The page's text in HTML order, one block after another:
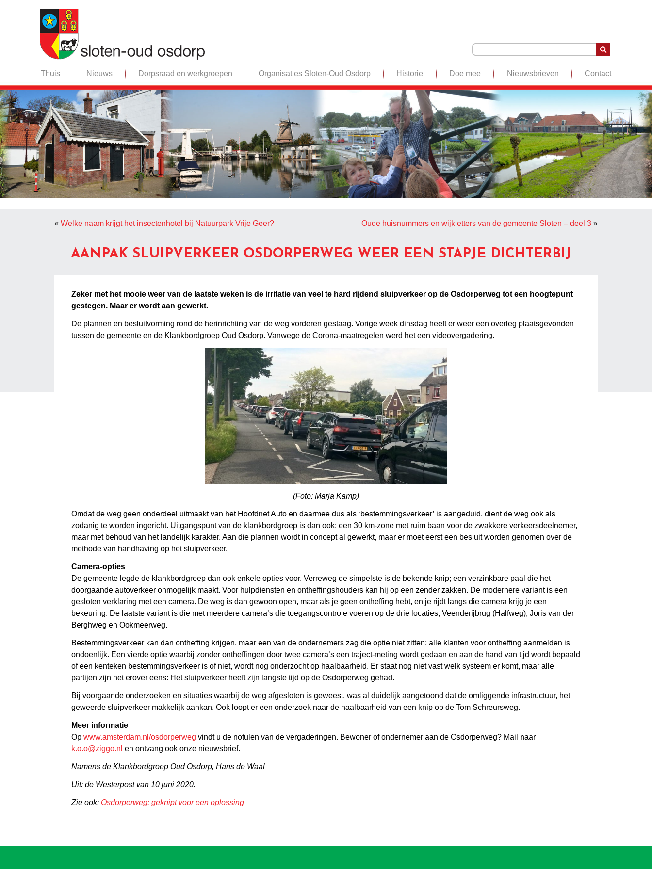
Thuis Nieuws Dorpsraad en werkgroepen Organisaties Sloten-Oud Osdorp Historie Doe mee Nieuwsbrieven Contact
« Welke naam krijgt het insectenhotel bij Natuurpark Vrije Geer? Oude huisnummers en wijkletters van de gemeente Sloten – deel 3 »
AANPAK SLUIPVERKEER OSDORPERWEG WEER EEN STAPJE DICHTERBIJ
Zeker met het mooie weer van de laatste weken is de irritatie van veel te hard rijdend sluipverkeer op de Osdorperweg tot een hoogtepunt
gestegen. Maar er wordt aan gewerkt.
De plannen en besluitvorming rond de herinrichting van de weg vorderen gestaag. Vorige week dinsdag heeft er weer een overleg plaatsgevonden
tussen de gemeente en de Klankbordgroep Oud Osdorp. Vanwege de Corona-maatregelen werd het een videovergadering.
(Foto: Marja Kamp)
Omdat de weg geen onderdeel uitmaakt van het Hoofdnet Auto en daarmee dus als ‘bestemmingsverkeer’ is aangeduid, dient de weg ook als
zodanig te worden ingericht. Uitgangspunt van de klankbordgroep is dan ook: een 30 km-zone met ruim baan voor de zwakkere verkeersdeelnemer,
maar met behoud van het landelijk karakter. Aan die plannen wordt in concept al gewerkt, maar er moet eerst een besluit worden genomen over de
methode van handhaving op het sluipverkeer.
Camera-opties
De gemeente legde de klankbordgroep dan ook enkele opties voor. Verreweg de simpelste is de bekende knip; een verzinkbare paal die het
doorgaande autoverkeer onmogelijk maakt. Voor hulpdiensten en ontheffingshouders kan hij op een zender zakken. De modernere variant is een
gesloten verklaring met een camera. De weg is dan gewoon open, maar als je geen ontheffing hebt, en je rijdt langs die camera krijg je een
bekeuring. De laatste variant is die met meerdere camera’s die toegangscontrole voeren op de drie locaties; Veenderijbrug (Halfweg), Joris van der
Berghweg en Ookmeerweg.
Bestemmingsverkeer kan dan ontheffing krijgen, maar een van de ondernemers zag die optie niet zitten; alle klanten voor ontheffing aanmelden is
ondoenlijk. Een vierde optie waarbij zonder ontheffingen door twee camera’s een traject-meting wordt gedaan en aan de hand van tijd wordt bepaald
of een kenteken bestemmingsverkeer is of niet, wordt nog onderzocht op haalbaarheid. Er staat nog niet vast welk systeem er komt, maar alle
partijen zijn het erover eens: Het sluipverkeer heeft zijn langste tijd op de Osdorperweg gehad.
Bij voorgaande onderzoeken en situaties waarbij de weg afgesloten is geweest, was al duidelijk aangetoond dat de omliggende infrastructuur, het
geweerde sluipverkeer makkelijk aankan. Ook loopt er een onderzoek naar de haalbaarheid van een knip op de Tom Schreursweg.
Meer informatie
Op www.amsterdam.nl/osdorperweg vindt u de notulen van de vergaderingen. Bewoner of ondernemer aan de Osdorperweg? Mail naar
k.o.o@ziggo.nl en ontvang ook onze nieuwsbrief.
Namens de Klankbordgroep Oud Osdorp, Hans de Waal
Uit: de Westerpost van 10 juni 2020.
Zie ook: Osdorperweg: geknipt voor een oplossing